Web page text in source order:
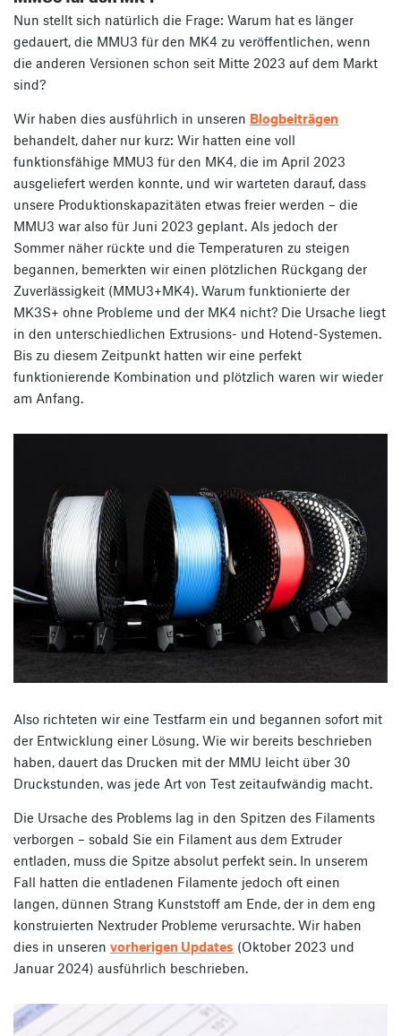
Nun stellt sich natürlich die Frage: Warum hat es länger
gedauert, die MMU3 für den MK4 zu veröffentlichen, wenn
die anderen Versionen schon seit Mitte 2023 auf dem Markt
sind?
Wir haben dies ausführlich in unseren Blogbeiträgen
behandelt, daher nur kurz: Wir hatten eine voll
funktionsfähige MMU3 für den MK4, die im April 2023
ausgeliefert werden konnte, und wir warteten darauf, dass
unsere Produktionskapazitäten etwas freier werden – die
MMU3 war also für Juni 2023 geplant. Als jedoch der
Sommer näher rückte und die Temperaturen zu steigen
begannen, bemerkten wir einen plötzlichen Rückgang der
Zuverlässigkeit (MMU3+MK4). Warum funktionierte der
MK3S+ ohne Probleme und der MK4 nicht? Die Ursache liegt
in den unterschiedlichen Extrusions- und Hotend-Systemen.
Bis zu diesem Zeitpunkt hatten wir eine perfekt
funktionierende Kombination und plötzlich waren wir wieder
am Anfang.
Also richteten wir eine Testfarm ein und begannen sofort mit
der Entwicklung einer Lösung. Wie wir bereits beschrieben
haben, dauert das Drucken mit der MMU leicht über 30
Druckstunden, was jede Art von Test zeitaufwändig macht.
Die Ursache des Problems lag in den Spitzen des Filaments
verborgen – sobald Sie ein Filament aus dem Extruder
entladen, muss die Spitze absolut perfekt sein. In unserem
Fall hatten die entladenen Filamente jedoch oft einen
langen, dünnen Strang Kunststoff am Ende, der in dem eng
konstruierten Nextruder Probleme verursachte. Wir haben
dies in unseren vorherigen Updates (Oktober 2023 und
Januar 2024) ausführlich beschrieben.